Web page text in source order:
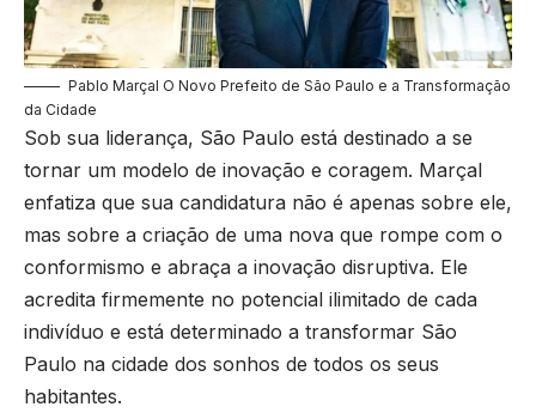
Pablo Marçal O Novo Prefeito de São Paulo e a Transformação
da Cidade
Sob sua liderança, São Paulo está destinado a se
tornar um modelo de inovação e coragem. Marçal
enfatiza que sua candidatura não é apenas sobre ele,
mas sobre a criação de uma nova que rompe com o
conformismo e abraça a inovação disruptiva. Ele
acredita firmemente no potencial ilimitado de cada
indivíduo e está determinado a transformar São
Paulo na cidade dos sonhos de todos os seus
habitantes.